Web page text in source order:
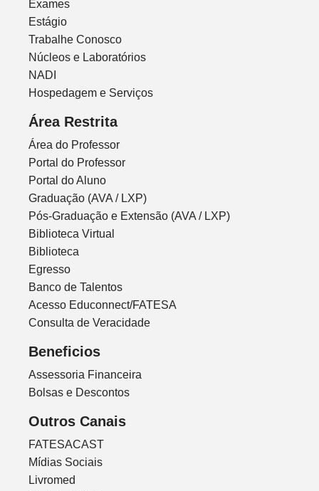
Exames
Estágio
Trabalhe Conosco
Núcleos e Laboratórios
NADI
Hospedagem e Serviços
Área Restrita
Área do Professor
Portal do Professor
Portal do Aluno
Graduação (AVA / LXP)
Pós-Graduação e Extensão (AVA / LXP)
Biblioteca Virtual
Biblioteca
Egresso
Banco de Talentos
Acesso Educonnect/FATESA
Consulta de Veracidade
Beneficios
Assessoria Financeira
Bolsas e Descontos
Outros Canais
FATESACAST
Mídias Sociais
Livromed